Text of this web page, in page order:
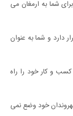
شما به ارمغان می
دارد و شما به عنوان
کسب و کار خود را راه
خود وضع نمی